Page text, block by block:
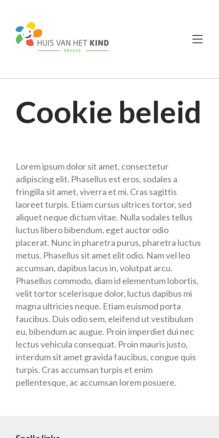
Cookie beleid
Lorem ipsum dolor sit amet, consectetur
adipiscing elit. Phasellus est eros, sodales a
fringilla sit amet, viverra et mi. Cras sagittis
laoreet turpis. Etiam cursus ultrices tortor, sed
aliquet neque dictum vitae. Nulla sodales tellus
luctus libero bibendum, eget auctor odio
placerat. Nunc in pharetra purus, pharetra luctus
metus. Phasellus sit amet elit odio. Nam vel leo
accumsan, dapibus lacus in, volutpat arcu.
Phasellus commodo, diam id elementum lobortis,
velit tortor scelerisque dolor, luctus dapibus mi
magna ultricies neque. Etiam euismod porta
faucibus. Duis odio sem, eleifend ut vestibulum
eu, bibendum ac augue. Proin imperdiet dui nec
lectus vehicula consequat. Proin mauris justo,
interdum sit amet gravida faucibus, congue quis
turpis. Cras accumsan turpis et enim
pellentesque, ac accumsan lorem posuere.